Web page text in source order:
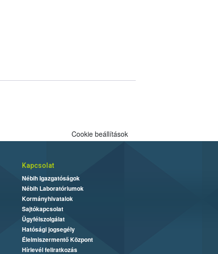
Cookie beállítások
Kapcsolat
Nébih Igazgatóságok
Nébih Laboratóriumok
Kormányhivatalok
Sajtókapcsolat
Ügyfélszolgálat
Hatósági jogsegély
Élelmiszermentő Központ
Hírlevél feliratkozás